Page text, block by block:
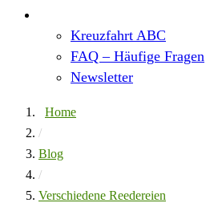
Kreuzfahrt ABC
FAQ – Häufige Fragen
Newsletter
Home
/
Blog
/
Verschiedene Reedereien